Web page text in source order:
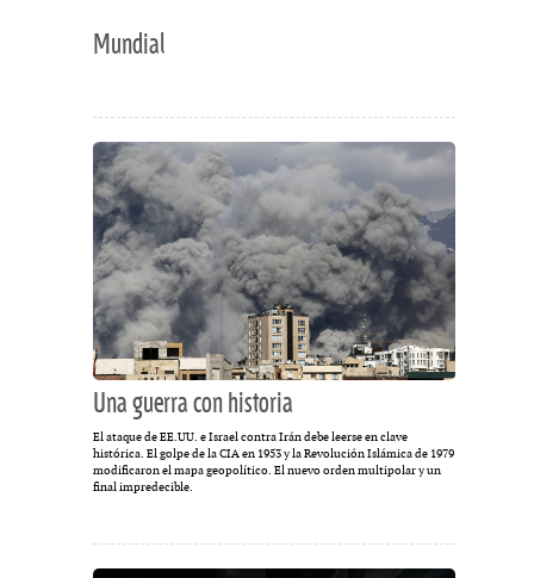
Mundial
Una guerra con historia
El ataque de EE.UU. e Israel contra Irán debe leerse en clave
histórica. El golpe de la CIA en 1953 y la Revolución Islámica de 1979
modificaron el mapa geopolítico. El nuevo orden multipolar y un
final impredecible.